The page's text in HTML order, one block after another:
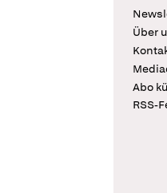
Über
Abo
RSS-